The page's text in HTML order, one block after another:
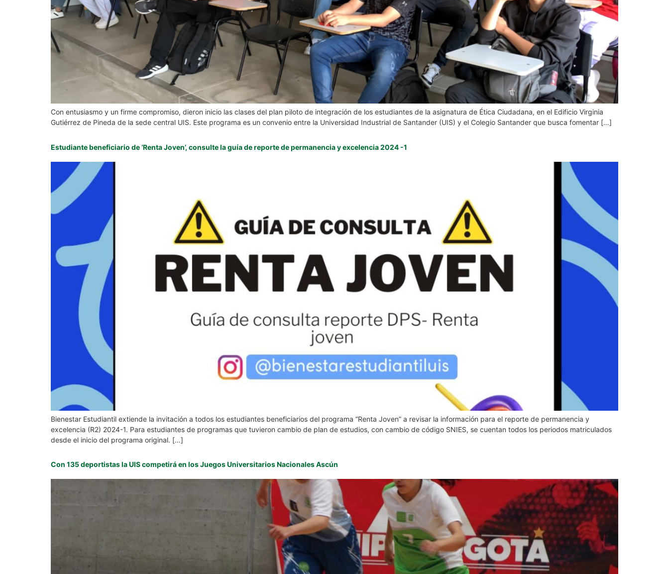
Con entusiasmo y un firme compromiso, dieron inicio las clases del plan piloto de integración de los estudiantes de la asignatura de Ética Ciudadana, en el Edificio Virginia
Gutiérrez de Pineda de la sede central UIS. Este programa es un convenio entre la Universidad Industrial de Santander (UIS) y el Colegio Santander que busca fomentar […]
Estudiante beneficiario de ‘Renta Joven’, consulte la guía de reporte de permanencia y excelencia 2024 -1
Bienestar Estudiantil extiende la invitación a todos los estudiantes beneficiarios del programa “Renta Joven” a revisar la información para el reporte de permanencia y
excelencia (R2) 2024-1. Para estudiantes de programas que tuvieron cambio de plan de estudios, con cambio de código SNIES, se cuentan todos los periodos matriculados
desde el inicio del programa original. […]
Con 135 deportistas la UIS competirá en los Juegos Universitarios Nacionales Ascún